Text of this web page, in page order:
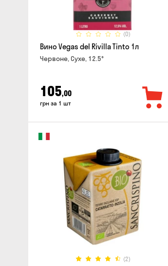
(0)
Вино Vegas del Rivilla Tinto 1л
Червоне, Сухе, 12.5°
105,00
грн за 1 шт
(2)